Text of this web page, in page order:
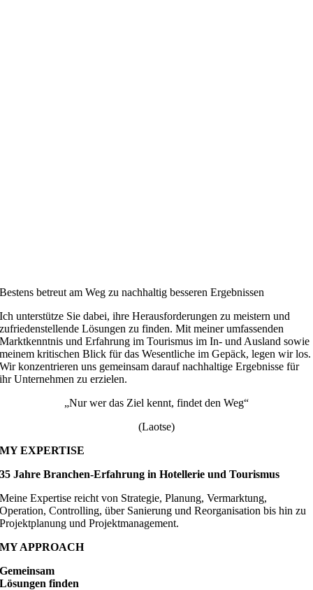
Bestens betreut am Weg zu nachhaltig besseren Ergebnissen
Ich unterstütze Sie dabei, ihre Herausforderungen zu meistern und
zufriedenstellende Lösungen zu finden. Mit meiner umfassenden
Marktkenntnis und Erfahrung im Tourismus im In- und Ausland sowie
meinem kritischen Blick für das Wesentliche im Gepäck, legen wir los.
Wir konzentrieren uns gemeinsam darauf nachhaltige Ergebnisse für
ihr Unternehmen zu erzielen.
„Nur wer das Ziel kennt, findet den Weg“
(Laotse)
MY EXPERTISE
35 Jahre Branchen-Erfahrung in Hotellerie und Tourismus
Meine Expertise reicht von Strategie, Planung, Vermarktung,
Operation, Controlling, über Sanierung und Reorganisation bis hin zu
Projektplanung und Projektmanagement.
MY APPROACH
Gemeinsam
Lösungen finden